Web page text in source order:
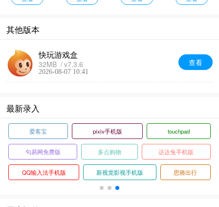
其他版本
快玩游戏盒
32MB v7.3.6
2026-08-07 10:41
查看
最新录入
爱客宝 pixiv手机版 touchpad
句易网免费版 多点购物 达达兔手机版
QQ输入法手机版 新视觉影视手机版 思骑出行